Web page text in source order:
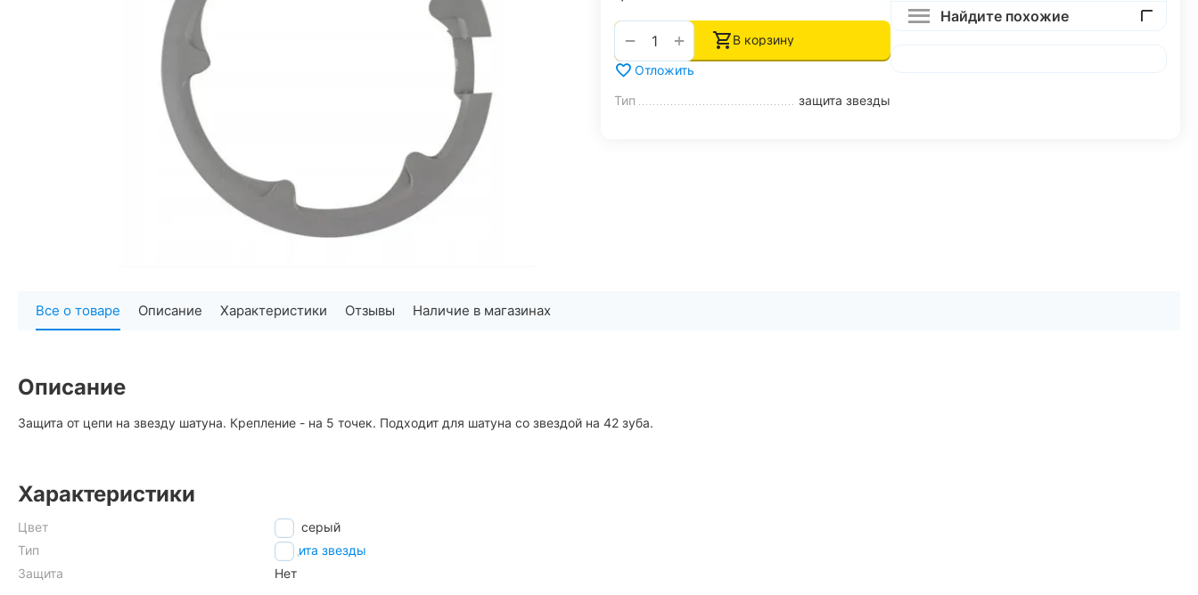
+
−
В корзину
Отложить
Тип
защита звезды
Найдите похожие
Все о товаре Описание Характеристики Отзывы Наличие в магазинах
Описание
Защита от цепи на звезду шатуна. Крепление - на 5 точек. Подходит для шатуна со звездой на 42 зуба.
Характеристики
Цвет
серый
Тип
защита звезды
Защита
Нет